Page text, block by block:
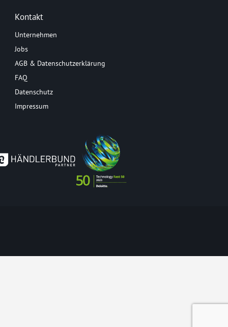
Kontakt
Unternehmen
Jobs
AGB & Datenschutzerklärung
FAQ
Datenschutz
Impressum